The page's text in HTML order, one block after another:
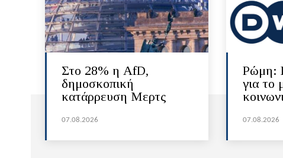
Στο 28% η AfD,
δημοσκοπική
κατάρρευση Μερτς
07.08.2026
Ρώμη:
για το
07.08.2026